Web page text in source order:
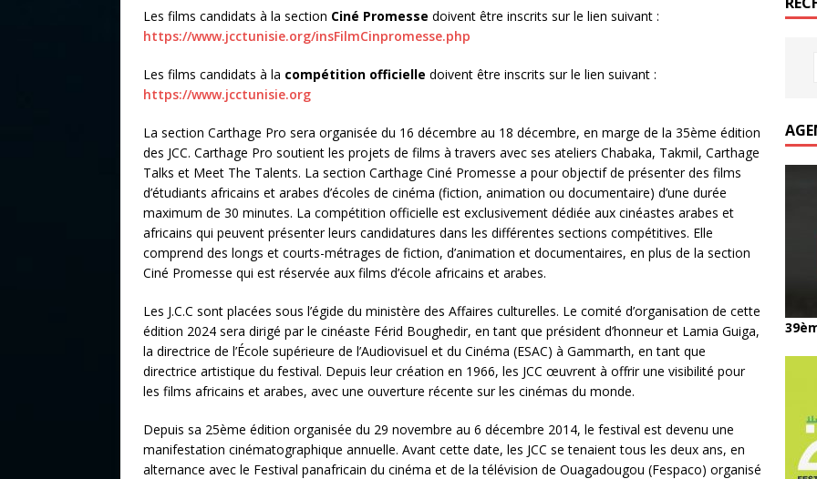
Les films candidats à la section Ciné Promesse doivent être inscrits sur le lien suivant :
https://www.jcctunisie.org/insFilmCinpromesse.php
Les films candidats à la compétition officielle doivent être inscrits sur le lien suivant :
https://www.jcctunisie.org
La section Carthage Pro sera organisée du 16 décembre au 18 décembre, en marge de la 35ème édition
des JCC. Carthage Pro soutient les projets de films à travers avec ses ateliers Chabaka, Takmil, Carthage
Talks et Meet The Talents. La section Carthage Ciné Promesse a pour objectif de présenter des films
d’étudiants africains et arabes d’écoles de cinéma (fiction, animation ou documentaire) d’une durée
maximum de 30 minutes. La compétition officielle est exclusivement dédiée aux cinéastes arabes et
africains qui peuvent présenter leurs candidatures dans les différentes sections compétitives. Elle
comprend des longs et courts-métrages de fiction, d’animation et documentaires, en plus de la section
Ciné Promesse qui est réservée aux films d’école africains et arabes.
Les J.C.C sont placées sous l’égide du ministère des Affaires culturelles. Le comité d’organisation de cette
édition 2024 sera dirigé par le cinéaste Férid Boughedir, en tant que président d’honneur et Lamia Guiga,
la directrice de l’École supérieure de l’Audiovisuel et du Cinéma (ESAC) à Gammarth, en tant que
directrice artistique du festival. Depuis leur création en 1966, les JCC œuvrent à offrir une visibilité pour
les films africains et arabes, avec une ouverture récente sur les cinémas du monde.
Depuis sa 25ème édition organisée du 29 novembre au 6 décembre 2014, le festival est devenu une
manifestation cinématographique annuelle. Avant cette date, les JCC se tenaient tous les deux ans, en
alternance avec le Festival panafricain du cinéma et de la télévision de Ouagadougou (Fespaco) organisé